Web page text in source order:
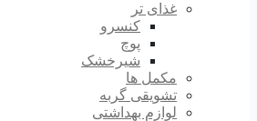
غذای تر
کنسرو
پوچ
شیرخشک
مکمل ها
تشویقی گربه
لوازم بهداشتی